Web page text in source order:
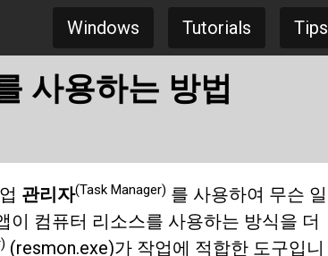
Windows Tutorials Tips
사용하는 방법
관리자(Task Manager) 를 사용하여 무슨 일
이 컴퓨터 리소스를 사용하는 방식을 더
(resmon.exe)가 작업에 적합한 도구입니